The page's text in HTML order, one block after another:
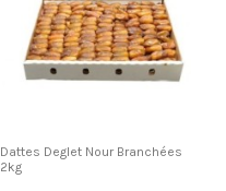
Dattes Deglet Nour Branchées
2kg